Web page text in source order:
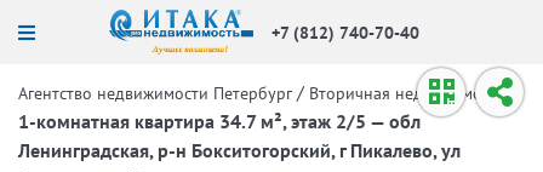
+7 (812) 740-70-40
Агентство недвижимости Петербург / Вторичная недвижимость /
1-комнатная квартира 34.7 м², этаж 2/5 — обл
Ленинградская, р-н Бокситогорский, г Пикалево, ул